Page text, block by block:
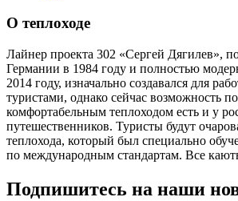
О теплоходе
Лайнер проекта 302 «Сергей Дягилев»,
Германии в 1984 году и полностью
2014 году, изначально создавался для
туристами, однако сейчас возможность
комфортабельным теплоходом есть и у
путешественников. Туристы будут
теплохода, который был специально
по международным стандартам. Все
Подпишитесь на наши